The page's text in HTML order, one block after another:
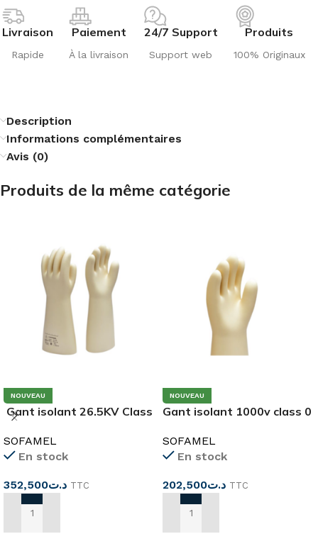
Livraison
Rapide
Paiement
À la livraison
24/7 Support
Support web
Produits
100% Originaux
Description
Informations complémentaires
Avis (0)
Produits de la même catégorie
NOUVEAU
Gant isolant 26.5KV Class
SOFAMEL
En stock
د.ت352,500 TTC
AJOUTER AU PANIER
NOUVEAU
Gant isolant 1000v class 0
SOFAMEL
En stock
د.ت202,500 TTC
AJOUTER AU PANIER